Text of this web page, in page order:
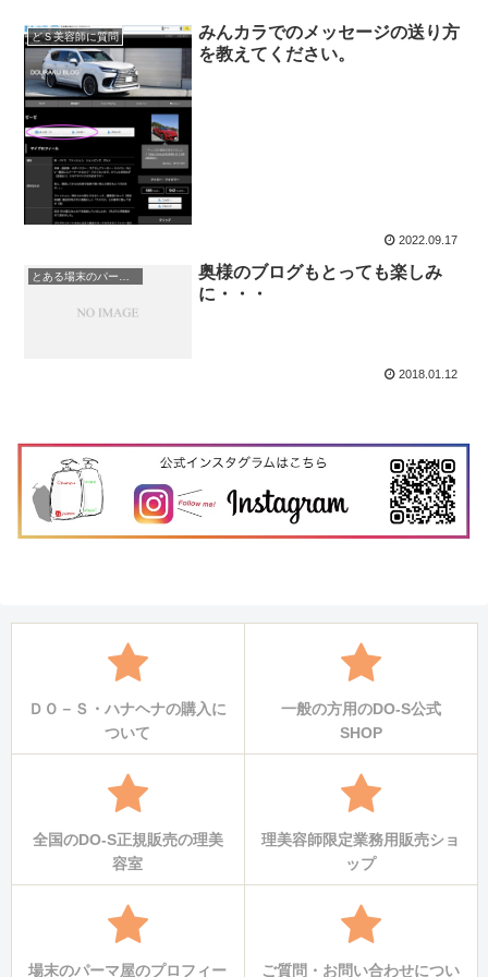
どＳ美容師に質問
みんカラでのメッセージの送り方
を教えてください。
2022.09.17
とある場末のパーマ屋
奥様のブログもとっても楽しみ
に・・・
2018.01.12
ＤＯ－Ｓ・ハナヘナの購入に
ついて
一般の方用のDO-S公式
SHOP
全国のDO-S正規販売の理美
容室
理美容師限定業務用販売ショ
ップ
場末のパーマ屋のプロフィー ご質問・お問い合わせについ